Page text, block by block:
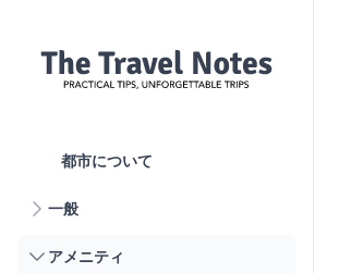
都市について
一般
アメニティ